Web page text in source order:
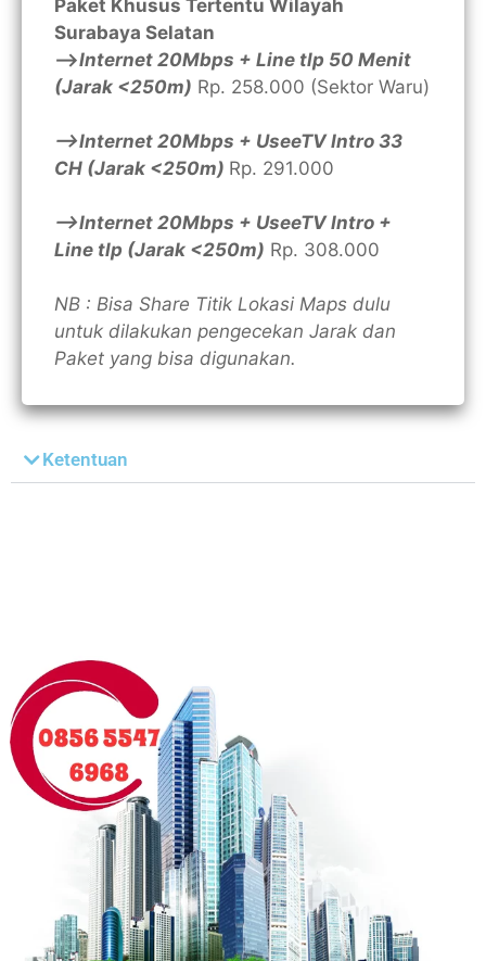
Paket Khusus Tertentu Wilayah
Surabaya Selatan
—>Internet 20Mbps + Line tlp 50 Menit
(Jarak <250m) Rp. 258.000 (Sektor Waru)
—>Internet 20Mbps + UseeTV Intro 33
CH (Jarak <250m) Rp. 291.000
—>Internet 20Mbps + UseeTV Intro +
Line tlp (Jarak <250m) Rp. 308.000
NB : Bisa Share Titik Lokasi Maps dulu
untuk dilakukan pengecekan Jarak dan
Paket yang bisa digunakan.
Ketentuan